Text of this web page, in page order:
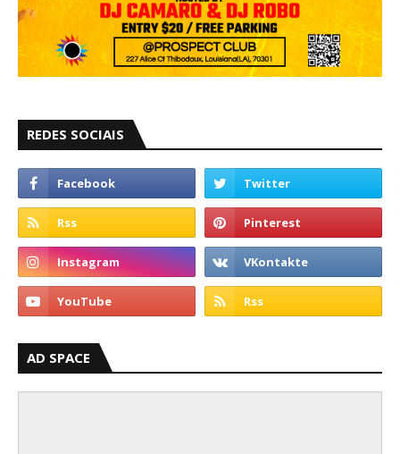
REDES SOCIAIS
AD SPACE